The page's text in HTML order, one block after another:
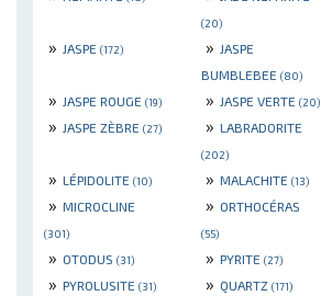
(20)
» JASPE (172) » JASPE
BUMBLEBEE (80)
» JASPE ROUGE (19) » JASPE VERTE (20)
» JASPE ZÈBRE (27) » LABRADORITE
(202)
» LÉPIDOLITE (10) » MALACHITE (13)
» MICROCLINE
(301)
» ORTHOCÉRAS
(55)
» OTODUS (31) » PYRITE (27)
» PYROLUSITE (31) » QUARTZ (171)